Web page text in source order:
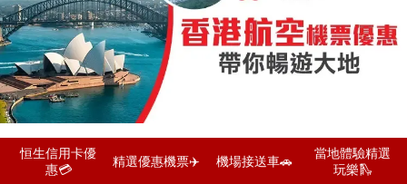
恒生信用卡優
惠💳
精選優惠機票✈️ 機場接送車🚗
當地體驗精選
玩樂🛝